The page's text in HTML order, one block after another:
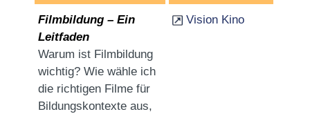
Filmbildung – Ein
Leitfaden
Warum ist Filmbildung
wichtig? Wie wähle ich
die richtigen Filme für
Bildungskontexte aus,
Vision Kino